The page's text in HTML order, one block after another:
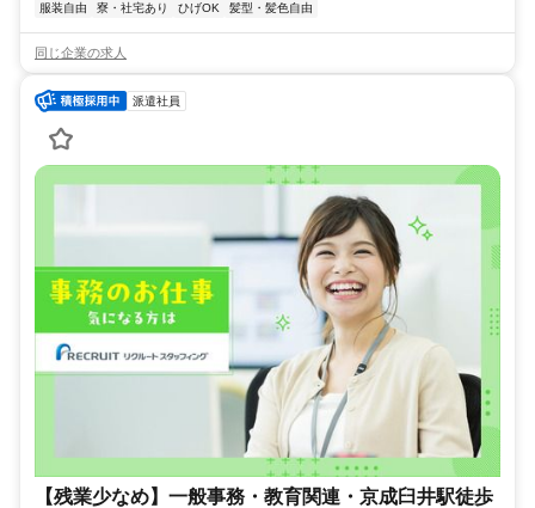
服装自由
寮・社宅あり ひげOK 髪型・髪色自由
同じ企業の求人
派遣社員
【残業少なめ】一般事務・教育関連・京成臼井駅徒歩